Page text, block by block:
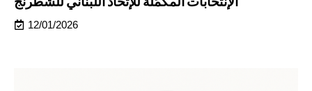
12/01/2026